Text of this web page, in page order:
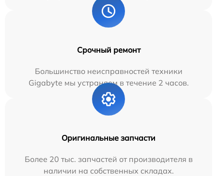
Срочный ремонт
Большинство неисправностей техники
Gigabyte мы устраняем в течение 2 часов.
Оригинальные запчасти
Более 20 тыс. запчастей от производителя в
наличии на собственных складах.